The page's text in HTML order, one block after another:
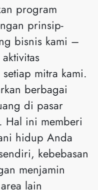
program
prinsip-
bisnis kami –
mitra kami.
berbagai
di pasar
Hal ini memberi
hidup Anda
kebebasan
menjamin
lain